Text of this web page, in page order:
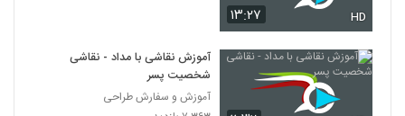
۱۳:۲۷ HD
آموزش نقاشی با مداد - نقاشی
شخصیت پسر
آموزش و سفارش طراحی